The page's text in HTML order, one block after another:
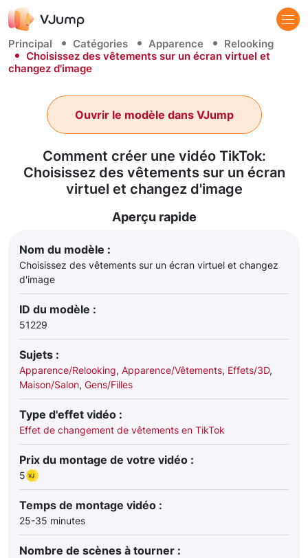
Principal Catégories Apparence
Relooking
Choisissez des vêtements sur un écran virtuel et
changez d'image
Comment créer une vidéo TikTok:
Choisissez des vêtements sur un écran
virtuel et changez d'image
Ouvrir le modèle dans VJump
Aperçu rapide
Nom du modèle :
Choisissez des vêtements sur un écran virtuel et changez
d'image
ID du modèle :
51229
Sujets :
Apparence/Relooking, Apparence/Vêtements, Effets/3D,
Maison/Salon, Gens/Filles
Type d'effet vidéo :
Effet de changement de vêtements en TikTok
Prix du montage de votre vidéo :
5
Temps de montage vidéo :
25-35 minutes
Nombre de scènes à tourner :